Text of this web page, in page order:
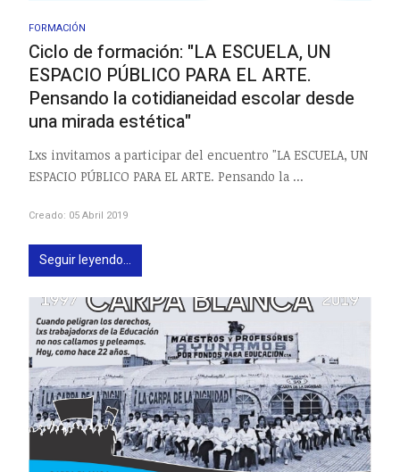
FORMACIÓN
Ciclo de formación: "LA ESCUELA, UN
ESPACIO PÚBLICO PARA EL ARTE.
Pensando la cotidianeidad escolar desde
una mirada estética"
Lxs invitamos a participar del encuentro "LA ESCUELA, UN
ESPACIO PÚBLICO PARA EL ARTE. Pensando la ...
Creado: 05 Abril 2019
Seguir leyendo...